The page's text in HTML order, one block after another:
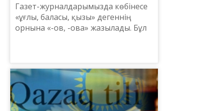
Газет-журналдарымызда көбінесе
«ұғлы, баласы, қызы» дегеннің
орнына «-ов, -ова» жазылады. Бұл